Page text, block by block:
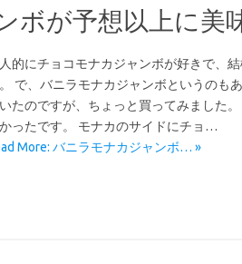
ボが予想以上に美
的にチョコモナカジャンボが好きで、
で、バニラモナカジャンボというのも
たのですが、ちょっと買ってみました
ったです。 モナカのサイドにチョ…
More: バニラモナカジャンボ… »